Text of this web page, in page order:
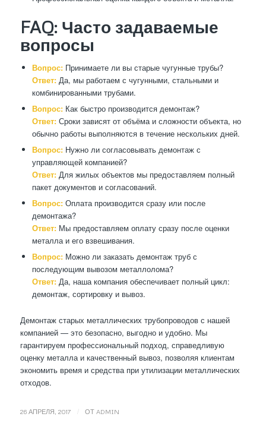
FAQ: Часто задаваемые
вопросы
Вопрос:Принимаете ли вы старые чугунные трубы?
Ответ:Да, мы работаем с чугунными, стальными и
комбинированными трубами.
Вопрос:Как быстро производится демонтаж?
Ответ:Сроки зависят от объёма и сложности объекта, но
обычно работы выполняются в течение нескольких дней.
Вопрос:Нужно ли согласовывать демонтаж с
управляющей компанией?
Ответ:Для жилых объектов мы предоставляем полный
пакет документов и согласований.
Вопрос:Оплата производится сразу или после
демонтажа?
Ответ:Мы предоставляем оплату сразу после оценки
металла и его взвешивания.
Вопрос:Можно ли заказать демонтаж труб с
последующим вывозом металлолома?
Ответ:Да, наша компания обеспечивает полный цикл:
демонтаж, сортировку и вывоз.
Демонтаж старых металлических трубопроводов с нашей
компанией — это безопасно, выгодно и удобно. Мы
гарантируем профессиональный подход, справедливую
оценку металла и качественный вывоз, позволяя клиентам
экономить время и средства при утилизации металлических
отходов.
26 АПРЕЛЯ, 2017 ОТ ADMIN